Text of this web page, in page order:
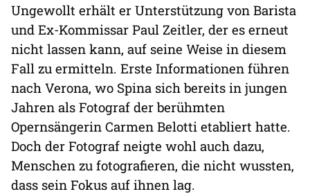
Ungewollt erhält er Unterstützung von Barista
und Ex-Kommissar Paul Zeitler, der es erneut
nicht lassen kann, auf seine Weise in diesem
Fall zu ermitteln. Erste Informationen führen
nach Verona, wo Spina sich bereits in jungen
Jahren als Fotograf der berühmten
Opernsängerin Carmen Belotti etabliert hatte.
Doch der Fotograf neigte wohl auch dazu,
Menschen zu fotografieren, die nicht wussten,
dass sein Fokus auf ihnen lag.